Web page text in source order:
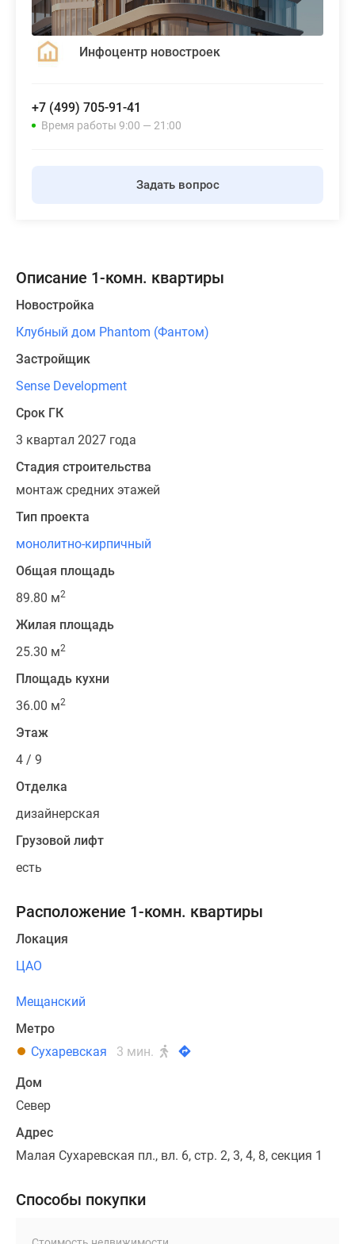
Инфоцентр новостроек
+7 (499) 705-91-41
Время работы 9:00 — 21:00
Задать вопрос
Описание 1-комн. квартиры
Новостройка
Клубный дом Phantom (Фантом)
Застройщик
Sense Development
Срок ГК
3 квартал 2027 года
Стадия строительства
монтаж средних этажей
Тип проекта
монолитно-кирпичный
Общая площадь
89.80 м2
Жилая площадь
25.30 м2
Площадь кухни
36.00 м2
Этаж
4 / 9
Отделка
дизайнерская
Грузовой лифт
есть
Расположение 1-комн. квартиры
Локация
ЦАО
Мещанский
Метро
Сухаревская
3 мин.
Дом
Север
Адрес
Малая Сухаревская пл., вл. 6, стр. 2, 3, 4, 8, секция 1
Способы покупки